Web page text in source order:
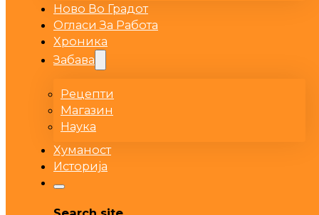
Ново Во Градот
Огласи За Работа
Хроника
Забава
Рецепти
Магазин
Наука
Хуманост
Историја